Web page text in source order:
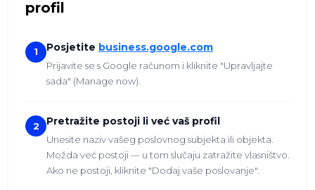
profil
1 Posjetite business.google.com
Prijavite se s Google računom i kliknite "Upravljajte
sada" (Manage now).
2 Pretražite postoji li već vaš profil
Unesite naziv vašeg poslovnog subjekta ili objekta.
Možda već postoji — u tom slučaju zatražite vlasništvo.
Ako ne postoji, kliknite "Dodaj vaše poslovanje".